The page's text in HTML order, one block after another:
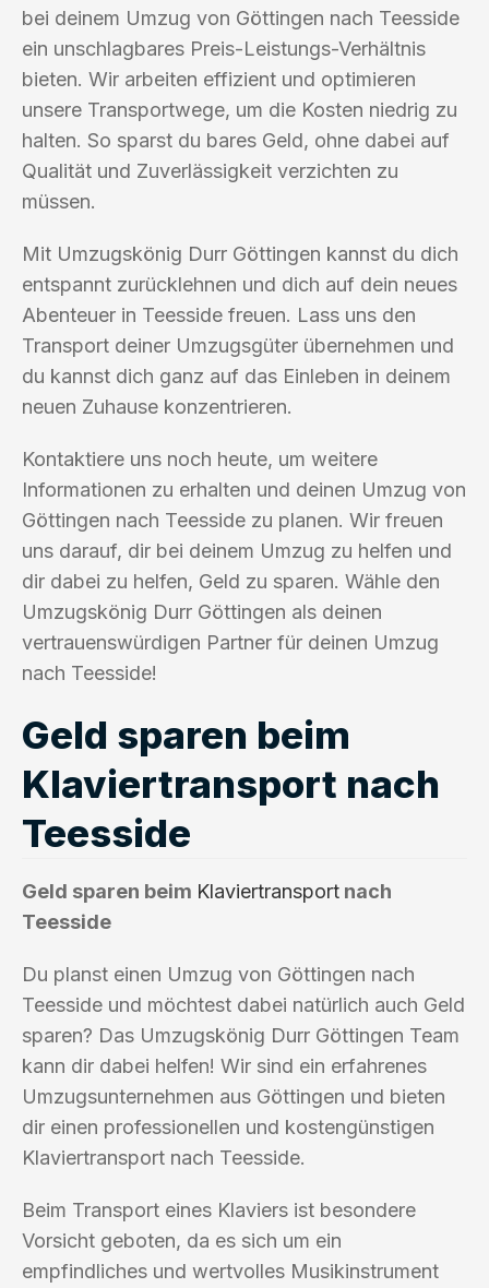
bei deinem Umzug von Göttingen nach Teesside
ein unschlagbares Preis-Leistungs-Verhältnis
bieten. Wir arbeiten effizient und optimieren
unsere Transportwege, um die Kosten niedrig zu
halten. So sparst du bares Geld, ohne dabei auf
Qualität und Zuverlässigkeit verzichten zu
müssen.
Mit Umzugskönig Durr Göttingen kannst du dich
entspannt zurücklehnen und dich auf dein neues
Abenteuer in Teesside freuen. Lass uns den
Transport deiner Umzugsgüter übernehmen und
du kannst dich ganz auf das Einleben in deinem
neuen Zuhause konzentrieren.
Kontaktiere uns noch heute, um weitere
Informationen zu erhalten und deinen Umzug von
Göttingen nach Teesside zu planen. Wir freuen
uns darauf, dir bei deinem Umzug zu helfen und
dir dabei zu helfen, Geld zu sparen. Wähle den
Umzugskönig Durr Göttingen als deinen
vertrauenswürdigen Partner für deinen Umzug
nach Teesside!
Geld sparen beim
Klaviertransport nach
Teesside
Geld sparen beim Klaviertransport nach
Teesside
Du planst einen Umzug von Göttingen nach
Teesside und möchtest dabei natürlich auch Geld
sparen? Das Umzugskönig Durr Göttingen Team
kann dir dabei helfen! Wir sind ein erfahrenes
Umzugsunternehmen aus Göttingen und bieten
dir einen professionellen und kostengünstigen
Klaviertransport nach Teesside.
Beim Transport eines Klaviers ist besondere
Vorsicht geboten, da es sich um ein
empfindliches und wertvolles Musikinstrument